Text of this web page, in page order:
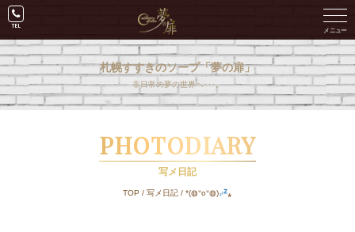
札幌すすきのソープ「夢の扉」
非日常の夢の世界へ･･･。
PHOTODIARY
写メ日記
TOP / 写メ日記/ *(◍ᐡoᐡ◍) ⁎